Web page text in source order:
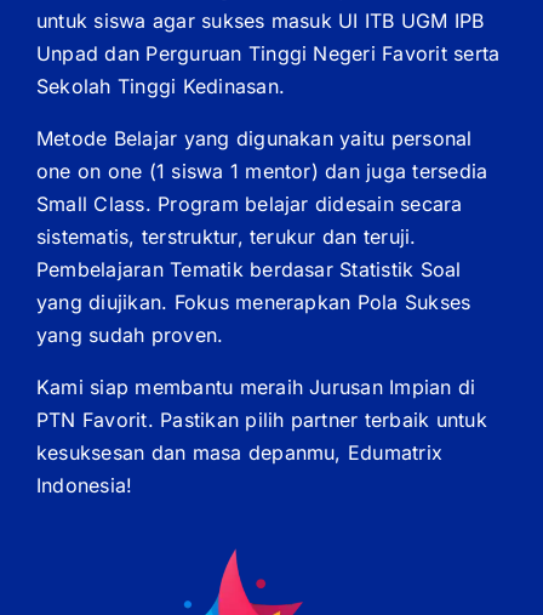
untuk siswa agar sukses masuk UI ITB UGM IPB
Unpad dan Perguruan Tinggi Negeri Favorit serta
Sekolah Tinggi Kedinasan.
Metode Belajar yang digunakan yaitu personal
one on one (1 siswa 1 mentor) dan juga tersedia
Small Class. Program belajar didesain secara
sistematis, terstruktur, terukur dan teruji.
Pembelajaran Tematik berdasar Statistik Soal
yang diujikan. Fokus menerapkan Pola Sukses
yang sudah proven.
Kami siap membantu meraih Jurusan Impian di
PTN Favorit. Pastikan pilih partner terbaik untuk
kesuksesan dan masa depanmu, Edumatrix
Indonesia!